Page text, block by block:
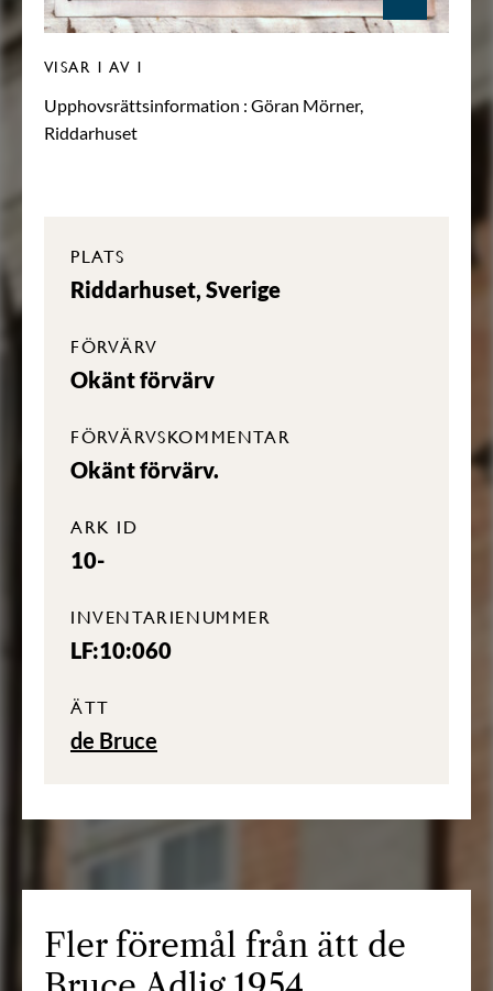
VISAR 1 AV 1
Upphovsrättsinformation : Göran Mörner,
Riddarhuset
PLATS
Riddarhuset, Sverige
FÖRVÄRV
Okänt förvärv
FÖRVÄRVSKOMMENTAR
Okänt förvärv.
ARK ID
10-
INVENTARIENUMMER
LF:10:060
ÄTT
de Bruce
Fler föremål från ätt de